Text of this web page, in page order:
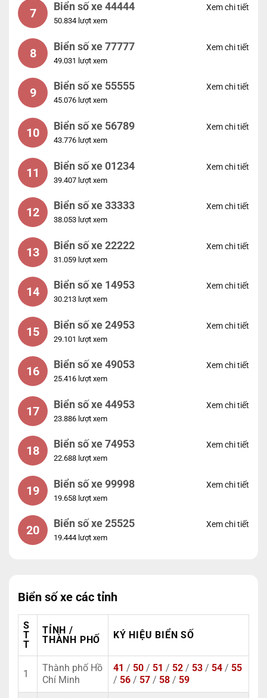
7 Biển số xe 44444
50.834 lượt xem
Xem chi tiết
8 Biển số xe 77777
49.031 lượt xem
Xem chi tiết
9 Biển số xe 55555
45.076 lượt xem
Xem chi tiết
10 Biển số xe 56789
43.776 lượt xem
Xem chi tiết
11 Biển số xe 01234
39.407 lượt xem
Xem chi tiết
12 Biển số xe 33333
38.053 lượt xem
Xem chi tiết
13 Biển số xe 22222
31.059 lượt xem
Xem chi tiết
14 Biển số xe 14953
30.213 lượt xem
Xem chi tiết
15 Biển số xe 24953
29.101 lượt xem
Xem chi tiết
16 Biển số xe 49053
25.416 lượt xem
Xem chi tiết
17 Biển số xe 44953
23.886 lượt xem
Xem chi tiết
18 Biển số xe 74953
22.688 lượt xem
Xem chi tiết
19 Biển số xe 99998
19.658 lượt xem
Xem chi tiết
20 Biển số xe 25525
19.444 lượt xem
Xem chi tiết
Biển số xe các tỉnh
S
T
T
TỈNH /
THÀNH PHỐ
KÝ HIỆU BIỂN SỐ
1
Thành phố Hồ
Chí Minh
41 / 50 / 51 / 52 / 53 / 54 / 55
/ 56 / 57 / 58 / 59